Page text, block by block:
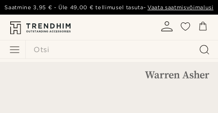
Otsi
Saatmine3,95 € - Üle 49,00 € tellimusel tasuta-Vaata saatmisvõimalusi